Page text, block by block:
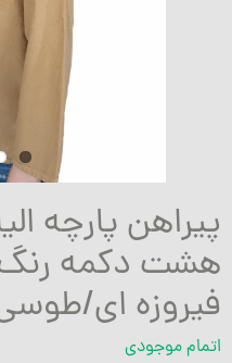
پیراهن پارچه
هشت دکمه رنگ
فیروزه ای/
اتمام موجودی